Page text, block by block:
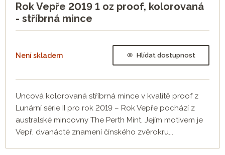
Rok Vepře 2019 1 oz proof, kolorovaná
- stříbrná mince
Není skladem Hlídat dostupnost
Uncová kolorovaná stříbrná mince v kvalitě proof z
Lunární série II pro rok 2019 – Rok Vepře pochází z
australské mincovny The Perth Mint. Jejím motivem je
Vepř, dvanácté znamení čínského zvěrokru...